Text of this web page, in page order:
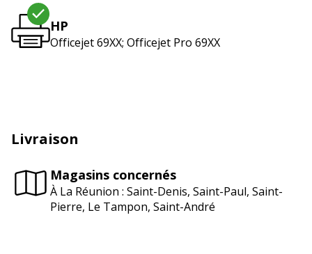
HP
Officejet 69XX; Officejet Pro 69XX
Livraison
Magasins concernés
À La Réunion : Saint-Denis, Saint-Paul, Saint-
Pierre, Le Tampon, Saint-André